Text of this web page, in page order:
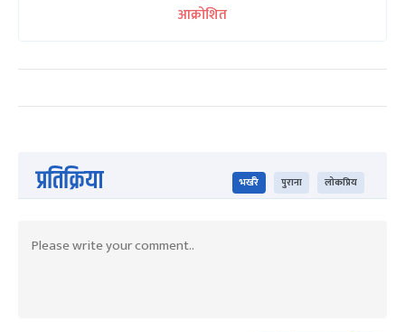
आक्रोशित
प्रतिक्रिया भर्खरै पुराना लोकप्रिय